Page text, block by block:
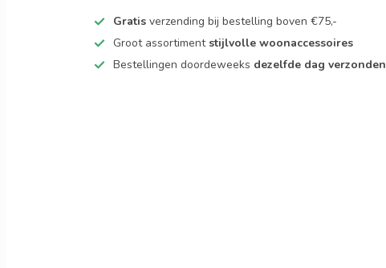
Gratis verzending bij bestelling boven €75,-
Groot assortiment stijlvolle woonaccessoires
Bestellingen doordeweeks dezelfde dag verzonden